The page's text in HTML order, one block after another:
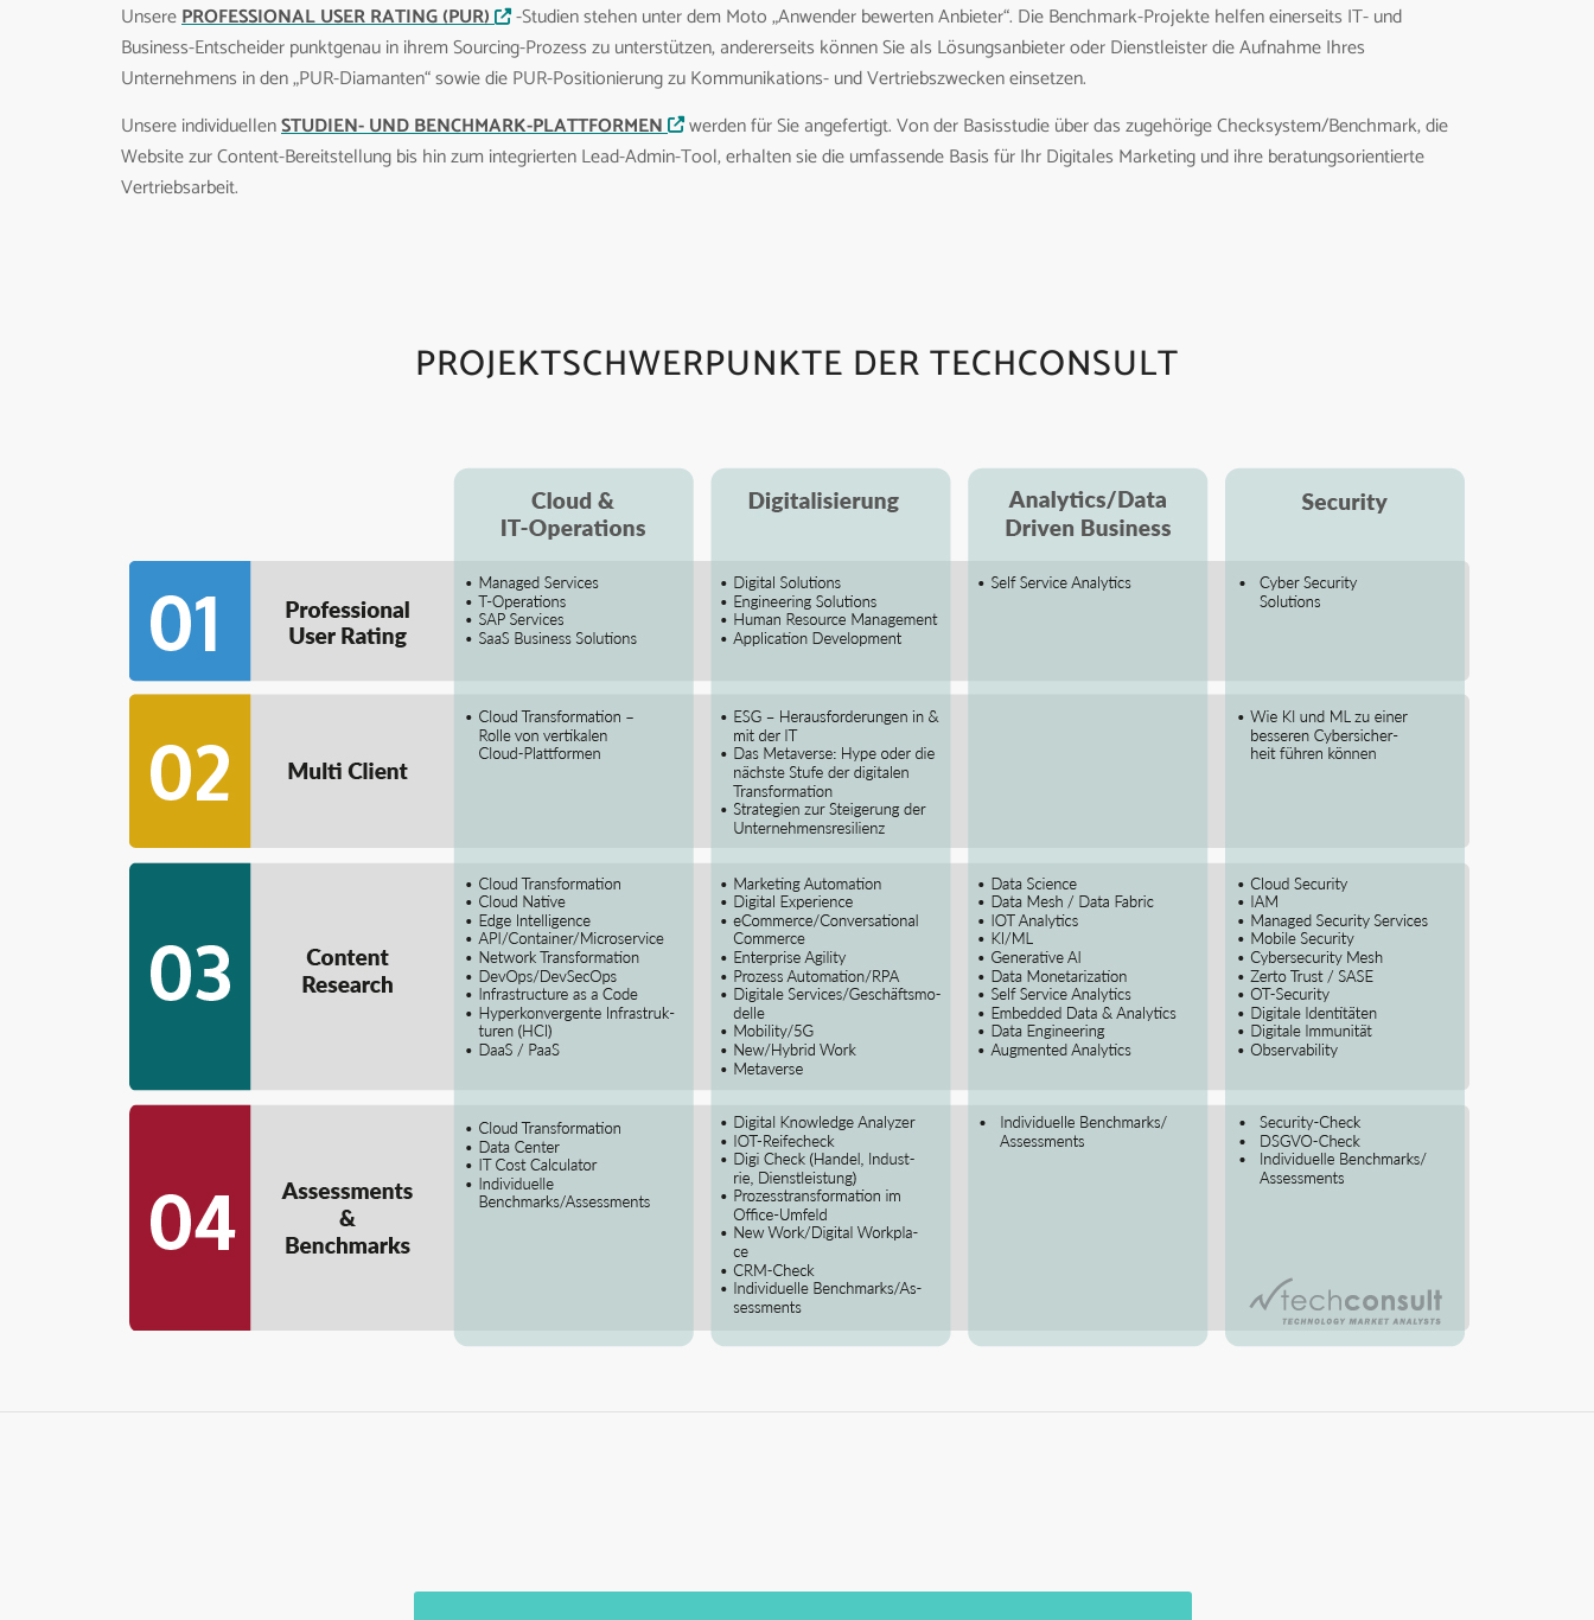
UnserePROFESSIONAL USER RATING (PUR)
-Studien stehen unter dem Moto „Anwender bewerten Anbieter“. Die Benchmark-Projekte helfen einerseits IT- und
Business-Entscheider punktgenau in ihrem Sourcing-Prozess zu unterstützen, andererseits können Sie als Lösungsanbieter oder Dienstleister die Aufnahme Ihres
Unternehmens in den „PUR-Diamanten“ sowie die PUR-Positionierung zu Kommunikations- und Vertriebszwecken einsetzen.
Unsere individuellenSTUDIEN- UND BENCHMARK-PLATTFORMEN
werden für Sie angefertigt. Von der Basisstudie über das zugehörige Checksystem/Benchmark, die
Website zur Content-Bereitstellung bis hin zum integrierten Lead-Admin-Tool, erhalten sie die umfassende Basis für Ihr Digitales Marketing und ihre beratungsorientierte
Vertriebsarbeit.
PROJEKTSCHWERPUNKTE DER TECHCONSULT